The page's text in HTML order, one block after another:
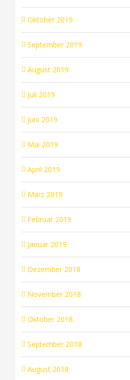
Oktober 2019
September 2019
August 2019
Juli 2019
Juni 2019
Mai 2019
April 2019
März 2019
Februar 2019
Januar 2019
Dezember 2018
November 2018
Oktober 2018
September 2018
August 2018